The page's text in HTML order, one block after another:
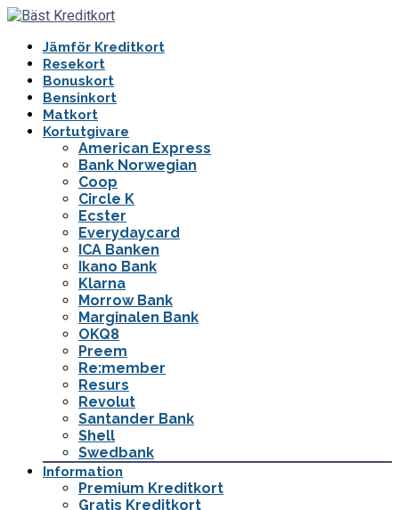
Jämför Kreditkort
Resekort
Bonuskort
Bensinkort
Matkort
Kortutgivare
American Express
Bank Norwegian
Coop
Circle K
Ecster
Everydaycard
ICA Banken
Ikano Bank
Klarna
Morrow Bank
Marginalen Bank
OKQ8
Preem
Re:member
Resurs
Revolut
Santander Bank
Shell
Swedbank
Information
Premium Kreditkort
Gratis Kreditkort